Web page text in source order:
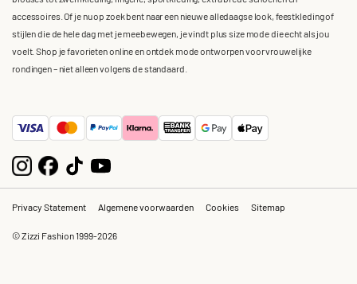
accessoires. Of je nu op zoek bent naar een nieuwe alledaagse look, feestkleding of
stijlen die de hele dag met je meebewegen, je vindt plus size mode die echt als jou
voelt. Shop je favorieten online en ontdek mode ontworpen voor vrouwelijke
rondingen – niet alleen volgens de standaard.
Privacy Statement Algemene voorwaarden Cookies Sitemap
© Zizzi Fashion 1999-2026